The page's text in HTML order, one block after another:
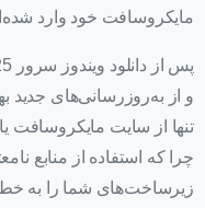
مایکروسافت خود وارد
و از به‌روزرسانی‌های جدید
تنها از سایت مایکروسافت یا
چرا که استفاده از منابع
زیرساخت‌های شما را به خطر